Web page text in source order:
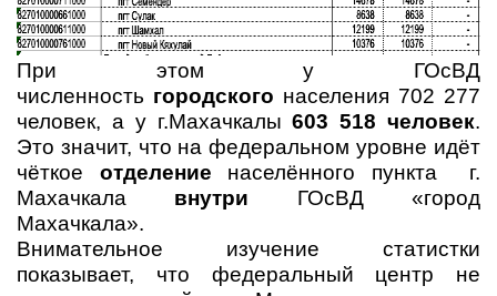
При этом у ГОсВД
численность городского населения 702 277
человек, а у г.Махачкалы603 518 человек.
Это значит, что на федеральном уровне идёт
чёткое отделение населённого пункта г.
Махачкала внутри ГОсВД «город
Махачкала».
Внимательное изучение статистки
показывает, что федеральный центр не